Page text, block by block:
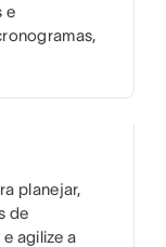
e
planejar,
de
agilize a